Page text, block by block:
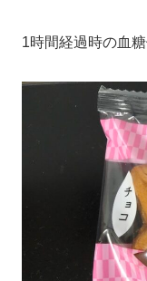
1時間経過時の血